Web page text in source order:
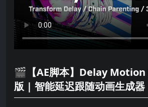
🎬【AE脚本】Delay Motion
版 | 智能延迟跟随动画生成器